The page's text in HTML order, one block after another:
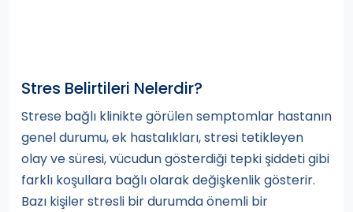
Stres Belirtileri Nelerdir?
Strese bağlı klinikte görülen semptomlar hastanın
genel durumu, ek hastalıkları, stresi tetikleyen
olay ve süresi, vücudun gösterdiği tepki şiddeti gibi
farklı koşullara bağlı olarak değişkenlik gösterir.
Bazı kişiler stresli bir durumda önemli bir